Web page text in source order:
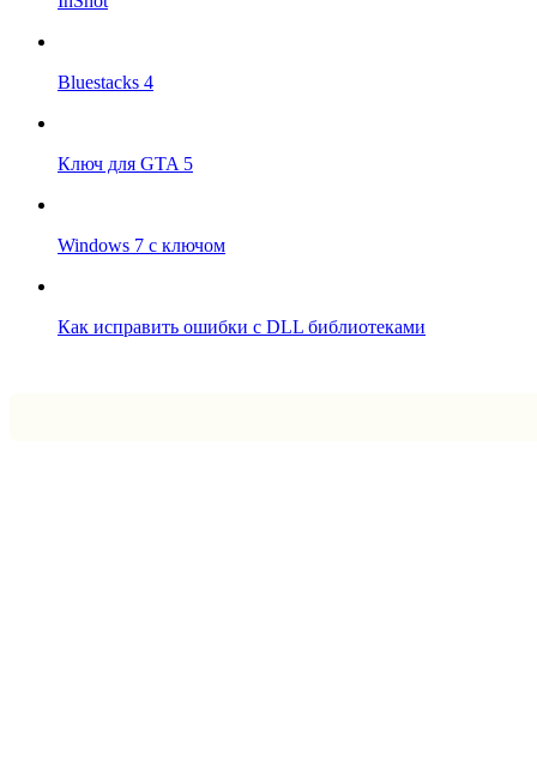
Bluestacks 4
Ключ для GTA 5
Windows 7 с ключом
Как исправить ошибки с DLL библиотеками